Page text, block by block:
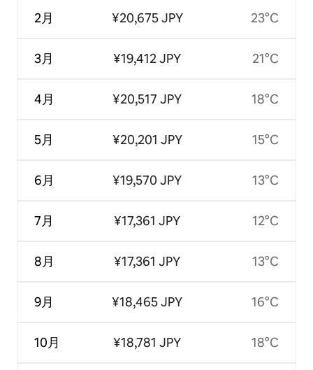
2月
3月
4月
5月
6月
7月
8月
9月
10月
¥20,675 JPY
¥19,412 JPY
¥20,517 JPY
¥20,201 JPY
¥19,570 JPY
¥17,361 JPY
¥17,361 JPY
¥18,465 JPY
¥18,781 JPY
23°C
21°C
18°C
15°C
13°C
12°C
13°C
16°C
18°C